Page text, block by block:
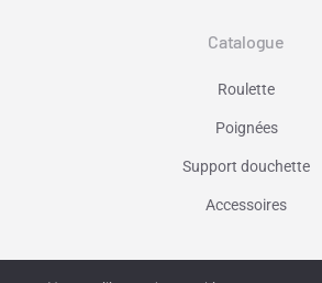
Catalogue
Roulette
Poignées
Support douchette
Accessoires